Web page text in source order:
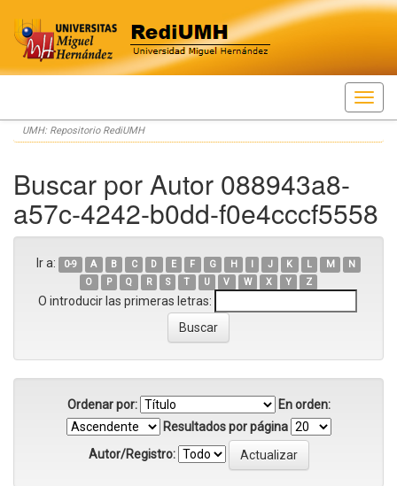
Skip
navigation
UMH: Repositorio RediUMH
Buscar por Autor 088943a8-
a57c-4242-b0dd-f0e4cccf5558
Ir a: 0-9 A B C D E F G H I J K L M
N
O
P Q R S T U V W X Y Z
O introducir las primeras letras:
Ordenar por:
En orden:
Resultados por página
Autor/Registro: